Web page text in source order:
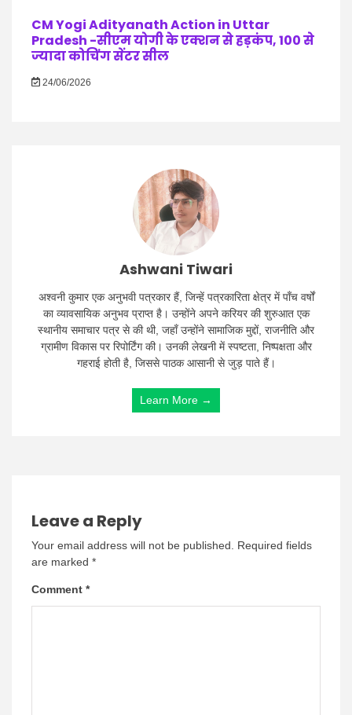
CM Yogi Adityanath Action in Uttar
Pradesh -सीएम योगी के एक्शन से हड़कंप, 100 से
ज्यादा कोचिंग सेंटर सील
24/06/2026
Ashwani Tiwari
अश्वनी कुमार एक अनुभवी पत्रकार हैं, जिन्हें पत्रकारिता क्षेत्र में पाँच वर्षों
का व्यावसायिक अनुभव प्राप्त है। उन्होंने अपने करियर की शुरुआत एक
स्थानीय समाचार पत्र से की थी, जहाँ उन्होंने सामाजिक मुद्दों, राजनीति और
ग्रामीण विकास पर रिपोर्टिंग की। उनकी लेखनी में स्पष्टता, निष्पक्षता और
गहराई होती है, जिससे पाठक आसानी से जुड़ पाते हैं।
Learn More →
Leave a Reply
Your email address will not be published.
Required fields
are marked *
Comment *